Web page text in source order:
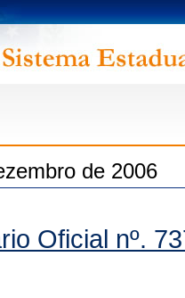
de 2006
Oficial nº.